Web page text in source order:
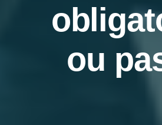
Coup de cœur associatif et services
ou